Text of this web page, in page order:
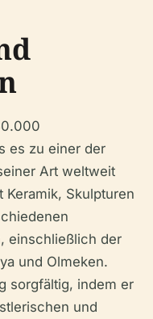
es zu einer der
Art weltweit
Keramik, Skulpturen
einschließlich der
und Olmeken.
sorgfältig, indem er
und